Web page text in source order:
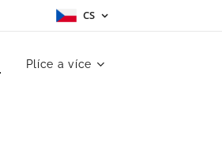
CS
Plíce a více